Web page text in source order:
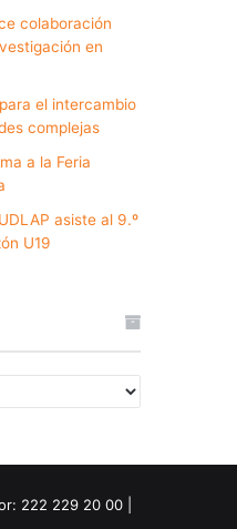
colaboración
en
el intercambio
complejas
a la Feria
asiste al 9.º
U19
222 229 20 00 |